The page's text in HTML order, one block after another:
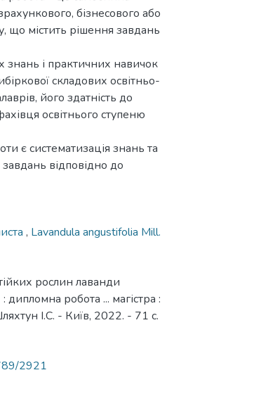
бізнесового або
що містить рішення завдань
знань і практичних навичок
складових освітньо-
його здатність до
освітнього ступеню
є систематизація знань та
відповідно до
, Lavandula angustifolia Mill.
рослин лаванди
дипломна робота ... магістра :
І.С. - Київ, 2022. - 71 с.
2921